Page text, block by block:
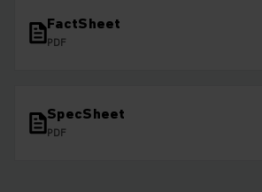
FactSheet
PDF
SpecSheet
PDF